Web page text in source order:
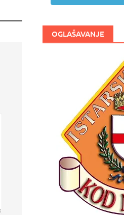
OGLAŠAVANJE